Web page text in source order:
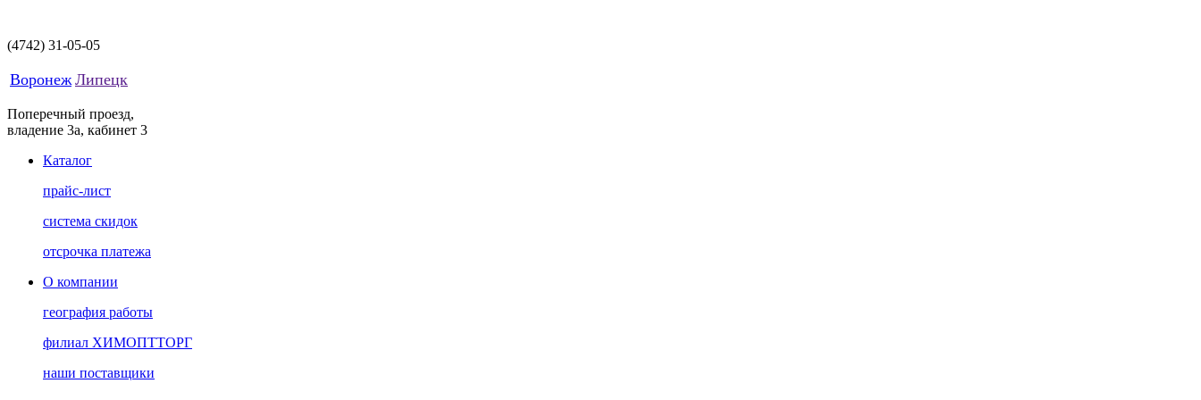
(4742) 31-05-05
Воронеж Липецк
Поперечный проезд,
владение 3а, кабинет 3
Каталог
прайс-лист
система скидок
отсрочка платежа
О компании
география работы
филиал ХИМОПТТОРГ
наши поставщики